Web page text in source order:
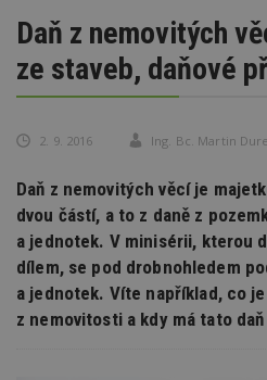
Daň z nemovitých
ze staveb, daňové
2. 9. 2016 Ing. Bc. Martin
Daň z nemovitých věcí je
dvou částí, a to z daně z
a jednotek. V minisérii, kterou
dílem, se pod drobnohledem
a jednotek. Víte například, co
z nemovitosti a kdy má tato